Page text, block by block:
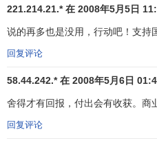
捐赠公益建立形象
沃尔玛为了向顾客提供更多
用，为此它在
在促销方式中，沃尔玛特别重
(EventMarketin8)的作用。例
分店成立了一支“精确购物花车
221.214.21.* 在 2008年5月5日
说的再多也是没用，行动吧！支持
回复评论
58.44.242.* 在 2008年5月6日
舍得才有回报，付出会有收获。商
回复评论